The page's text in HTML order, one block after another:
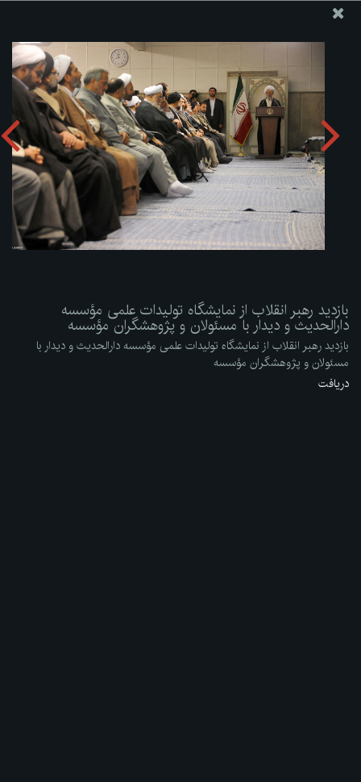
وجوهات
بازدید رهبر انقلاب از نمایشگاه تولیدات علمی مؤسسه دارالحدیث
و دیدار با مسئولان و پژوهشگران مؤسسه
دریافت آلبوم:zip
بازدید رهبر انقلاب از نمایشگاه تولیدات علمی مؤسسه
دارالحدیث و دیدار با مسئولان و پژوهشگران مؤسسه
بازدید رهبر انقلاب از نمایشگاه تولیدات علمی مؤسسه دارالحدیث و دیدار با
مسئولان و پژوهشگران مؤسسه
دریافت